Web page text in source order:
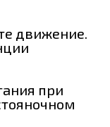
движение.
при